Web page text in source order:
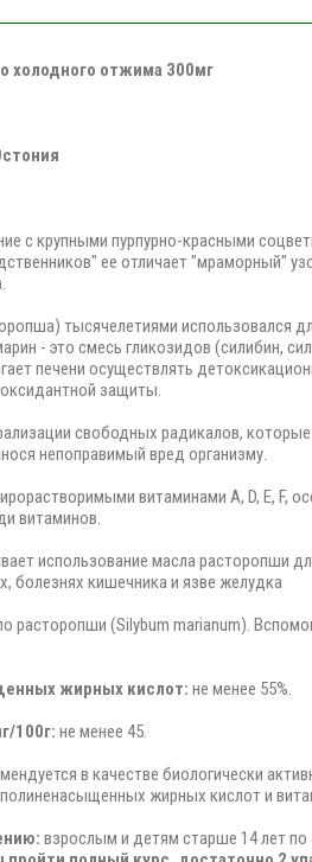
холодного отжима 300мг
с крупными пурпурно-красными
ее отличает "мраморный"
тысячелетиями использовался
- это смесь гликозидов (силибин,
печени осуществлять
защиты.
свободных радикалов,
непоправимый вред организму.
витаминами A, D, E, F,
витаминов.
использование масла расторопши
болезнях кишечника и язве желудка
расторопши (Silybum marianum).
жирных кислот: не менее 55%.
100г: не менее 45.
в качестве биологически
жирных кислот и
взрослым и детям старше 14 лет по